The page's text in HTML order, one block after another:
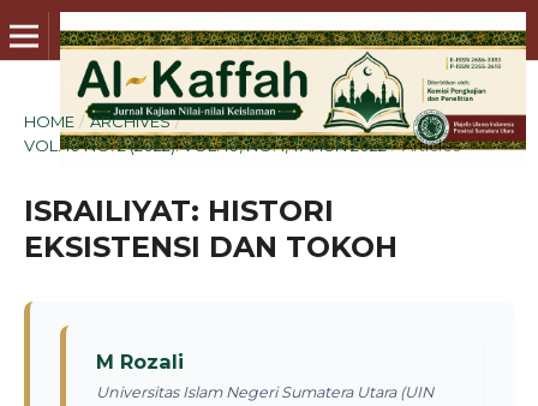
HOME / ARCHIVES /
VOL. 10 NO. 2 (2022): VOL. 10, NO. 1, TAHUN 2022 / Articles
ISRAILIYAT: HISTORI
EKSISTENSI DAN TOKOH
M Rozali
Universitas Islam Negeri Sumatera Utara (UIN